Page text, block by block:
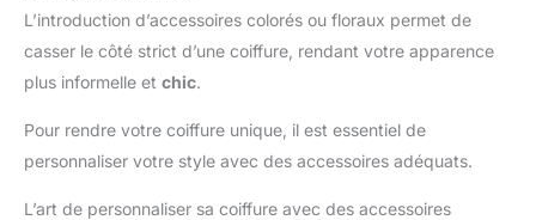
L’introduction d’accessoires colorés ou floraux permet de
casser le côté strict d’une coiffure, rendant votre apparence
plus informelle et chic.
Pour rendre votre coiffure unique, il est essentiel de
personnaliser votre style avec des accessoires adéquats.
L’art de personnaliser sa coiffure avec des accessoires